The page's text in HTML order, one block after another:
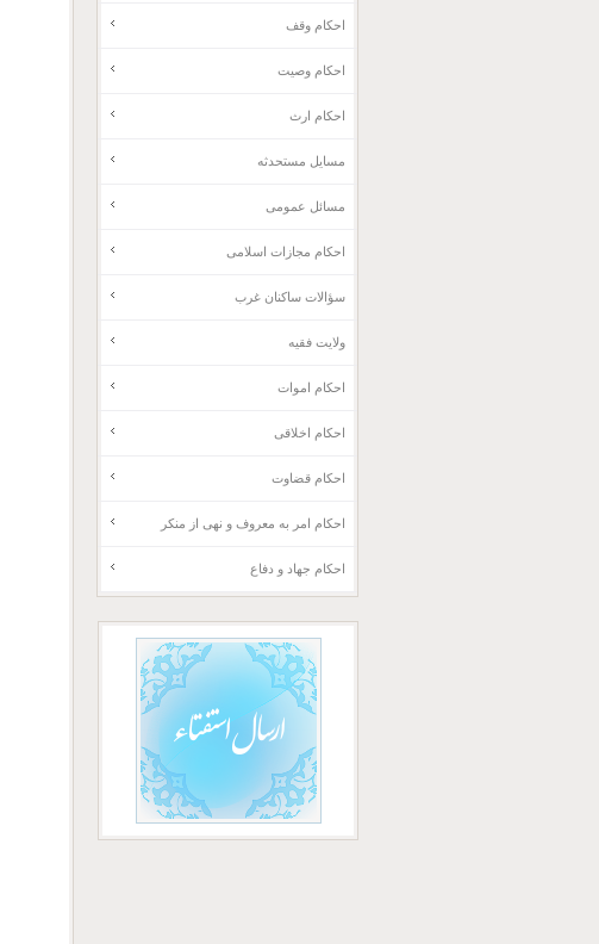
احکام وقف
احکام وصیت
احکام ارث
مسایل مستحدثه
مسائل عمومی
احکام مجازات اسلامی
سؤالات ساکنان غرب
ولایت فقیه
احکام اموات
احکام اخلاقی
احکام قضاوت
احکام امر به معروف و نهی از منکر
احکام جهاد و دفاع